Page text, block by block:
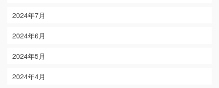
2024年7月
2024年6月
2024年5月
2024年4月